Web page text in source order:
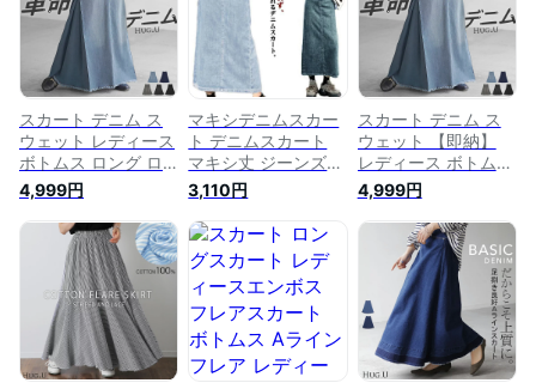
エスト ウエストゴム
体型カバー 大きいサ
イズ ネイビー ブル
ー 春 冬 HUG.U
混 ウエストゴム Aラ
イン マキシ ゆった
り 体型カバー ゆっ
たり 大きいサイズ
ブルー 黒 春 夏
HUG.U
マキシスカート 長い
大きいサイズ 体型カ
バー ストレッチ ゴ
ム ハイウエスト お
しゃれ 黒 青 春 夏
HUG.U
スカート デニム ス
ウェット レディース
ボトムス ロング ロ
ングスカート マキシ
Aライン フレア フレ
アスカート ストレッ
チ フリンジ プリー
ツ ウエストゴム 無
地 ハイウエスト セ
ンターライン 大きい
サイズ 体型カバー
黒 ブルー 秋 冬
HUG.U
4,999円
マキシデニムスカー
ト デニムスカート
マキシ丈 ジーンズ
デニムロングスカー
ト マキシ丈 フレア
スカート Aライン ハ
イウエスト ロングス
カート レディース
膝下 美脚 春 夏 秋 冬
大きいサイズ ロング
3,110円
スカート デニム ス
ウェット 【即納】
レディース ボトムス
ロング ロングスカー
ト マキシ Aライン フ
レア フレアスカート
ストレッチ フリンジ
プリーツ ウエストゴ
ム 無地 ハイウエス
ト センターライン
大きいサイズ 体型カ
バー 黒 ブルー 秋 冬
HUG.U
4,999円